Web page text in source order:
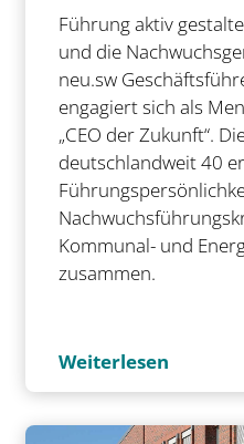
Führung aktiv
und die
neu.sw
engagiert sich als
„CEO der Zukunft“.
deutschlandweit 40
Kommunal- und
zusammen.
Weiterlesen